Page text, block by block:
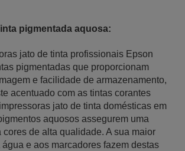
pigmentada aquosa:
jato de tinta profissionais Epson
pigmentadas que proporcionam
e facilidade de armazenamento,
acentuado com as tintas corantes
jato de tinta domésticas em
aquosos assegurem uma
cores de alta qualidade. A sua maior
e aos marcadores fazem destas